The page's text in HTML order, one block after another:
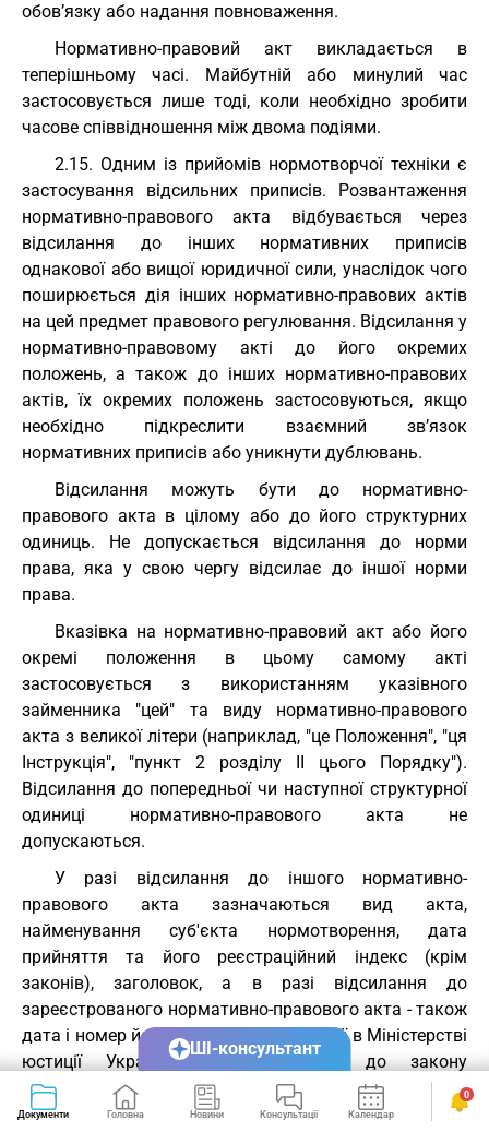
обов’язку або надання повноваження.
Нормативно-правовий акт викладається в
теперішньому часі. Майбутній або минулий час
застосовується лише тоді, коли необхідно зробити
часове співвідношення між двома подіями.
2.15. Одним із прийомів нормотворчої техніки є
застосування відсильних приписів. Розвантаження
нормативно-правового акта відбувається через
відсилання до інших нормативних приписів
однакової або вищої юридичної сили, унаслідок чого
поширюється дія інших нормативно-правових актів
на цей предмет правового регулювання. Відсилання у
нормативно-правовому акті до його окремих
положень, а також до інших нормативно-правових
актів, їх окремих положень застосовуються, якщо
необхідно підкреслити взаємний зв’язок
нормативних приписів або уникнути дублювань.
Відсилання можуть бути до нормативно-
правового акта в цілому або до його структурних
одиниць. Не допускається відсилання до норми
права, яка у свою чергу відсилає до іншої норми
права.
Вказівка на нормативно-правовий акт або його
окремі положення в цьому самому акті
застосовується з використанням указівного
займенника "цей" та виду нормативно-правового
акта з великої літери (наприклад, "це Положення", "ця
Інструкція", "пункт 2 розділу ІІ цього Порядку").
Відсилання до попередньої чи наступної структурної
одиниці нормативно-правового акта не
допускаються.
У разі відсилання до іншого нормативно-
правового акта зазначаються вид акта,
найменування суб'єкта нормотворення, дата
прийняття та його реєстраційний індекс (крім
законів), заголовок, а в разі відсилання до
зареєстрованого нормативно-правового акта - також
дата і номер його державної реєстрації в Міністерстві
юстиції України. При відсиланні до закону
зазначається тільки його заголовок (крім законів
про внесення змін).
Документи Головна Новини Консультації Календар Сервіси
0
ШІ-консультант